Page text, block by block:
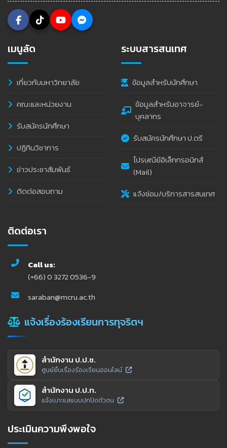
เมนูลัด
เกี่ยวกับมหาวิทยาลัย
คณะและหน่วยงาน
รับสมัครนักศึกษา
ปฏิทินวิชาการ
ข่าวประชาสัมพันธ์
ติดต่อสอบถาม
ระบบสารสนเทศ
ข้อมูลสำหรับนักศึกษา
ข้อมูลสำหรับอาจารย์-
บุคลากร
รับสมัครนักศึกษา ป.ตรี
ไปรษณีย์อิเล็กทรอนิกส์
(Mail)
แจ้งซ่อม/บริการสารสนเทศ
ติดต่อเรา
Call us:
(+66) 0 3272 0536-9
saraban@mcru.ac.th
แจ้งเรื่องร้องเรียนการทุจริตฯ
สำนักงาน ป.ป.ช.
ศูนย์ยื่นเรื่องร้องเรียนออนไลน์
สำนักงาน ป.ป.ท.
แจ้งเบาะแสแบบปกปิดตัวตน
ประเมินความพึงพอใจ